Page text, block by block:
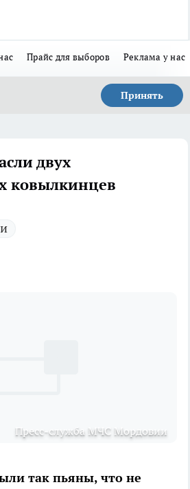
Прайс для выборов Реклама у нас
Принять
двух
ковылкинцев
Пресс-служба МЧС Мордовии
так пьяны, что не